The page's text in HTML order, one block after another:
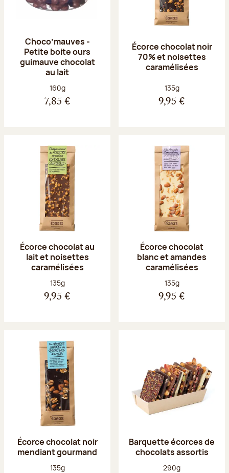
Choco’mauves -
Petite boite ours
guimauve chocolat
au lait
Poids net :
160g
7,85 €
Écorce chocolat noir
70% et noisettes
caramélisées
Poids net :
135g
9,95 €
Écorce chocolat au
lait et noisettes
caramélisées
Poids net :
135g
9,95 €
Écorce chocolat
blanc et amandes
caramélisées
Poids net :
135g
9,95 €
Écorce chocolat noir
mendiant gourmand
Poids net :
135g
Barquette écorces de
chocolats assortis
Poids net :
290g